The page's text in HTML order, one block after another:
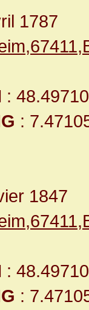
1787
:
:
1847
:
: